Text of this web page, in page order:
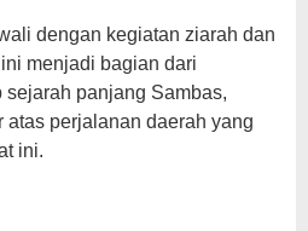
dengan kegiatan ziarah dan
menjadi bagian dari
sejarah panjang Sambas,
perjalanan daerah yang
ini.